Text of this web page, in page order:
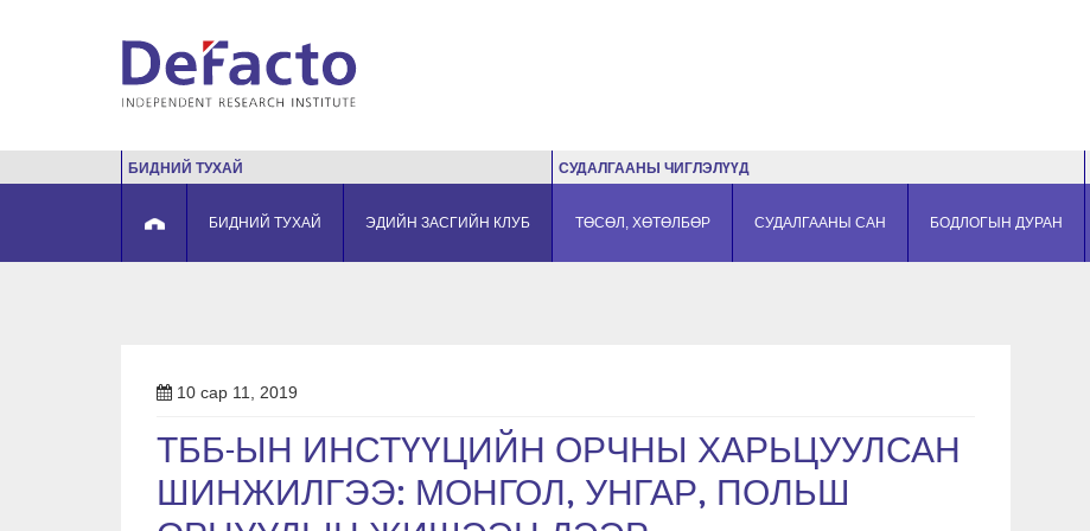
БИДНИЙ ТУХАЙ
БИДНИЙ ТУХАЙ ЭДИЙН ЗАСГИЙН КЛУБ
СУДАЛГААНЫ ЧИГЛЭЛҮҮД
ТӨСӨЛ, ХӨТӨЛБӨР СУДАЛГААНЫ САН БОДЛОГЫН ДУРАН
10 сар 11, 2019
ТББ-ЫН ИНСТҮҮЦИЙН ОРЧНЫ ХАРЬЦУУЛСАН
ШИНЖИЛГЭЭ: МОНГОЛ, УНГАР, ПОЛЬШ